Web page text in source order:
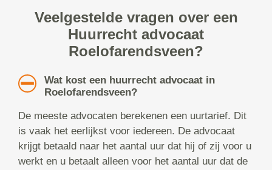
Veelgestelde vragen over een
Huurrecht advocaat
Roelofarendsveen?
Wat kost een huurrecht advocaat in
Roelofarendsveen?
De meeste advocaten berekenen een uurtarief. Dit
is vaak het eerlijkst voor iedereen. De advocaat
krijgt betaald naar het aantal uur dat hij of zij voor u
werkt en u betaalt alleen voor het aantal uur dat de